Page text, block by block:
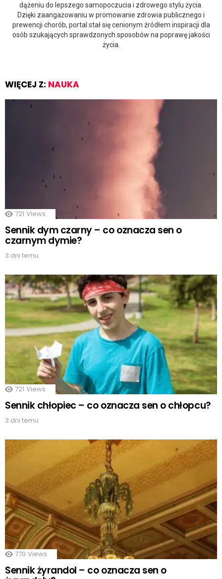
dążeniu do lepszego samopoczucia i zdrowego stylu życia.
Dzięki zaangażowaniu w promowanie zdrowia publicznego i
prewencji chorób, portal stał się cenionym źródłem inspiracji dla
osób szukających sprawdzonych sposobów na poprawę jakości
życia.
WIĘCEJ Z: NAUKA
721 Views
Sennik dym czarny – co oznacza sen o
czarnym dymie?
3 dni temu
721 Views
Sennik chłopiec – co oznacza sen o chłopcu?
3 dni temu
770 Views
Sennik żyrandol – co oznacza sen o